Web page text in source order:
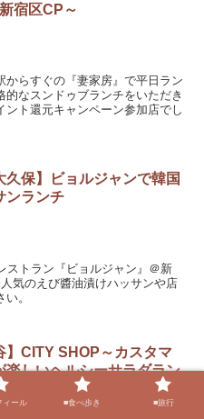
宿区CP～
らすぐの『妻家房』で平日ラン
なスンドゥブランチをいただき
ント還元キャンペーン参加店でし
久保】ビョルジャンで韓国
ンランチ
ストラン『ビョルジャン』＠新
気のえび醬油漬けハッサンや店
。
】CITY SHOP～カスタマ
楽しいヘルシーサラダラン
ィール ■食べ歩き ■旅行